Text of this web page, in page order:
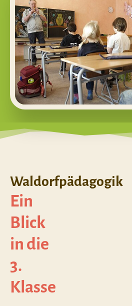
Ein
Blick
in die
3.
Klasse
Waldorfpädagogik